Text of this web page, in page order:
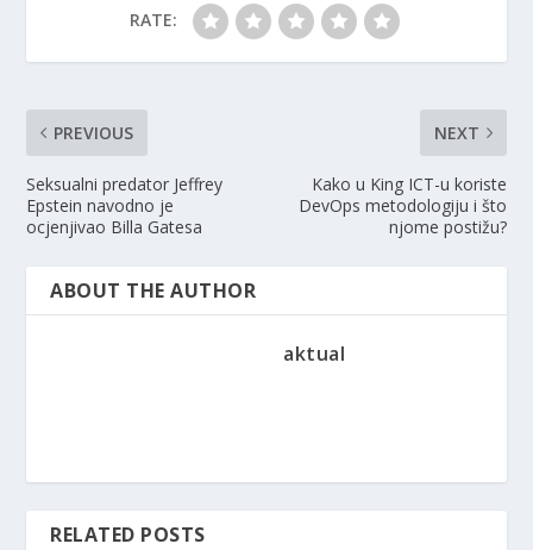
RATE:
PREVIOUS
Seksualni predator Jeffrey
Epstein navodno je
ocjenjivao Billa Gatesa
NEXT
Kako u King ICT-u koriste
DevOps metodologiju i što
njome postižu?
ABOUT THE AUTHOR
aktual
RELATED POSTS